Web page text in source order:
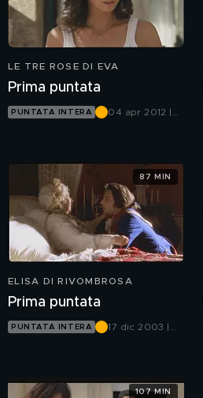
LE TRE ROSE DI EVA
Prima puntata
PUNTATA INTERA
04 apr 2012 |
ELISA DI RIVOMBROSA
Prima puntata
PUNTATA INTERA
17 dic 2003 |
87 MIN
107 MIN